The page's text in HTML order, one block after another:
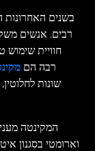
בשנים האחרונות
רבים. אנשים
חוויית שימוש
רבה הם
שונות
המקינטה
וארומטי בסגנון